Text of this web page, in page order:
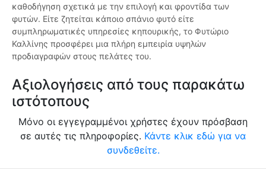
καθοδήγηση σχετικά με την επιλογή και φροντίδα των
φυτών. Είτε ζητείται κάποιο σπάνιο φυτό είτε
συμπληρωματικές υπηρεσίες κηπουρικής, το Φυτώριο
Καλλίνης προσφέρει μια πλήρη εμπειρία υψηλών
προδιαγραφών στους πελάτες του.
Αξιολογήσεις από τους παρακάτω
ιστότοπους
Μόνο οι εγγεγραμμένοι χρήστες έχουν πρόσβαση
σε αυτές τις πληροφορίες. Κάντε κλικ εδώ για να
συνδεθείτε.